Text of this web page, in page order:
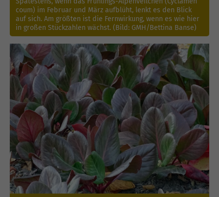
coum) im Februar und März aufblüht, lenkt es den Blick
auf sich. Am größten ist die Fernwirkung, wenn es wie hier
in großen Stückzahlen wächst. (Bild: GMH/Bettina Banse)